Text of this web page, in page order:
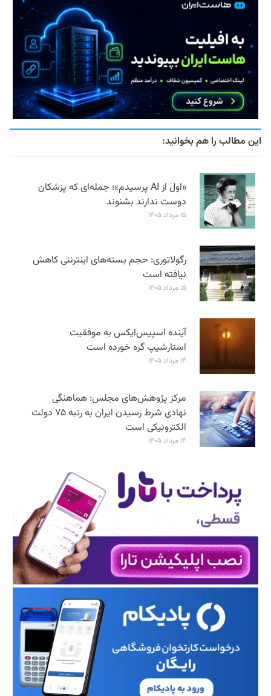
این مطالب را هم بخوانید:
«اول از AI پرسیدم»؛ جمله‌ای که پزشکان
دوست ندارند بشنوند
۱۵ مرداد ۱۴۰۵
رگولاتوری: حجم بسته‌های اینترنتی کاهش
نیافته است
۱۵ مرداد ۱۴۰۵
آینده اسپیس‌ایکس به موفقیت
استارشیپ گره خورده است
۱۴ مرداد ۱۴۰۵
مرکز پژوهش‌های مجلس: هماهنگی
نهادی شرط رسیدن ایران به رتبه ۷۵ دولت
الکترونیکی است
۱۴ مرداد ۱۴۰۵